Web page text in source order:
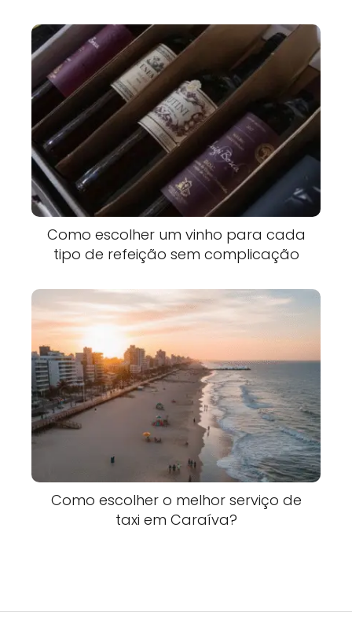
Como escolher um vinho para cada
tipo de refeição sem complicação
Como escolher o melhor serviço de
taxi em Caraíva?